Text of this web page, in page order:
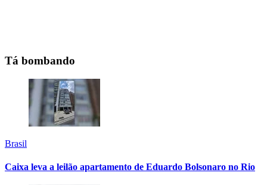
Tá bombando
Brasil
Caixa leva a leilão apartamento de Eduardo Bolsonaro no Rio